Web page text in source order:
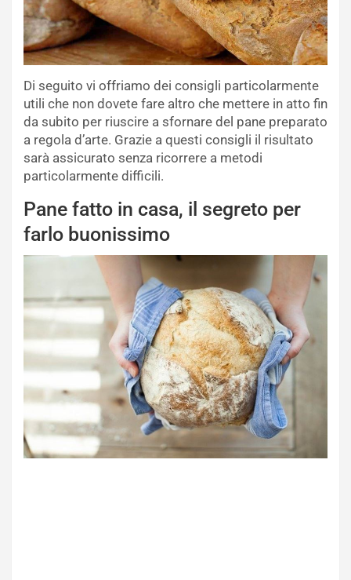
Di seguito vi offriamo dei consigli particolarmente
utili che non dovete fare altro che mettere in atto fin
da subito per riuscire a sfornare del pane preparato
a regola d’arte. Grazie a questi consigli il risultato
sarà assicurato senza ricorrere a metodi
particolarmente difficili.
Pane fatto in casa, il segreto per
farlo buonissimo